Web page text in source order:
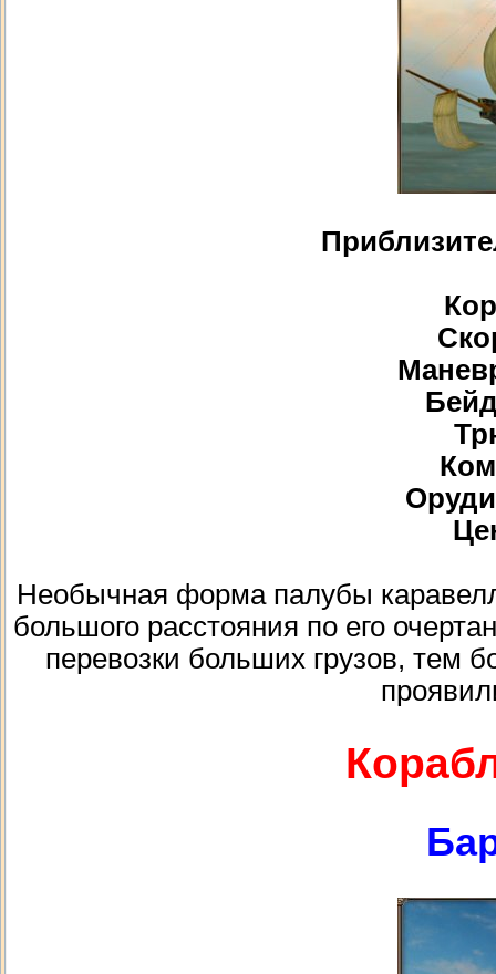
Необычная форма палубы
большого расстояния по его
перевозки больших грузов, тем